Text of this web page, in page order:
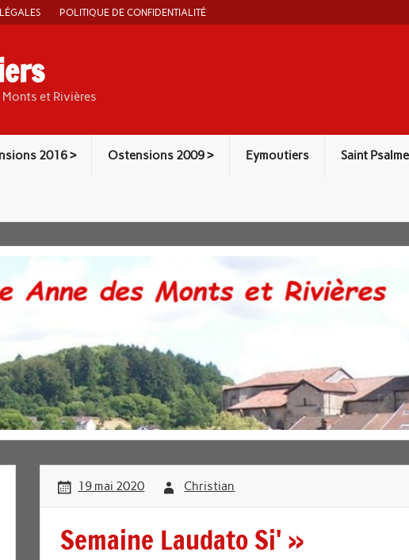
POLITIQUE DE CONFIDENTIALITÉ
Monts et Rivières
2016 > Ostensions 2009 > Eymoutiers Saint
19 mai 2020 Christian
Semaine Laudato Si' »